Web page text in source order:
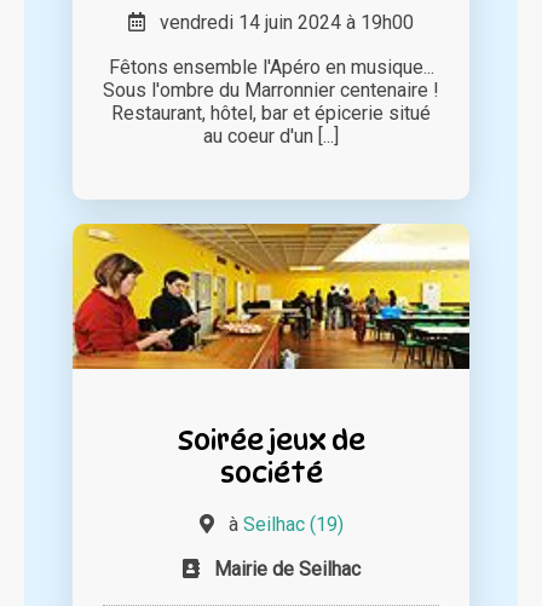
vendredi 14 juin 2024 à 19h00
Fêtons ensemble l'Apéro en musique...
Sous l'ombre du Marronnier centenaire !
Restaurant, hôtel, bar et épicerie situé
au coeur d'un [...]
Soirée jeux de
société
à Seilhac (19)
Mairie de Seilhac